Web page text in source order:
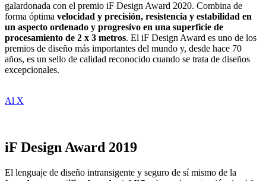
galardonada con el premio iF Design Award 2020. Combina de
forma óptima velocidad y precisión, resistencia y estabilidad en
un aspecto ordenado y progresivo en una superficie de
procesamiento de 2 x 3 metros. El iF Design Award es uno de los
premios de diseño más importantes del mundo y, desde hace 70
años, es un sello de calidad reconocido cuando se trata de diseños
excepcionales.
Al X
iF Design Award 2019
El lenguaje de diseño intransigente y seguro de sí mismo de la